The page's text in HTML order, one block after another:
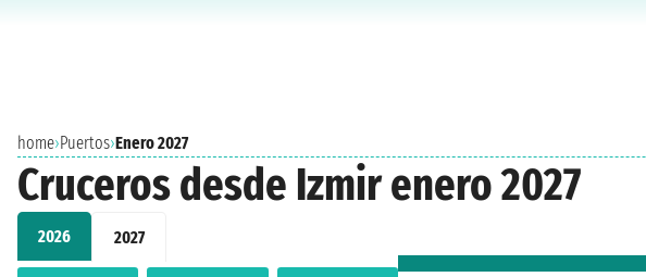
home›Puertos›Enero 2027
Cruceros desde Izmir enero 2027
2026 2027